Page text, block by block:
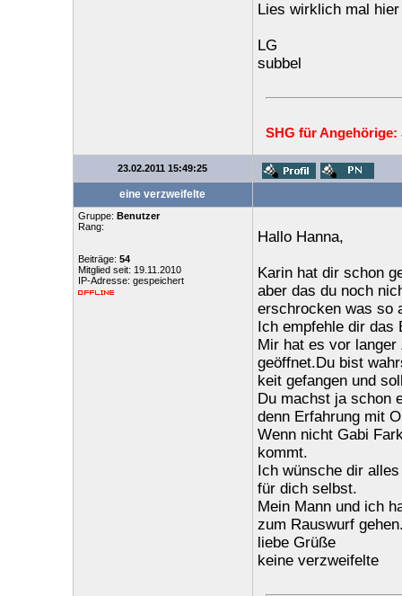
Lies wirklich mal
LG
subbel
SHG für
23.02.2011 15:49:25
eine verzweifelte
Gruppe: Benutzer
Rang:
Beiträge: 54
Mitglied seit: 19.11.2010
IP-Adresse: gespeichert
Hallo Hanna,
Karin hat dir schon
aber das du noch
erschrocken was so
Ich empfehle dir das
Mir hat es vor langer
geöffnet.Du bist
keit gefangen und
Du machst ja schon
denn Erfahrung mit
Wenn nicht Gabi
kommt.
Ich wünsche dir
für dich selbst.
Mein Mann und ich
zum Rauswurf
liebe Grüße
keine verzweifelte